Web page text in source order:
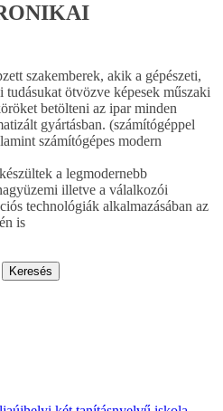
szakemberek, akik a gépészeti,
ötvözve képesek műszaki
betölteni az ipar minden
gyártásban. (számítógéppel
számítógépes modern
a legmodernebb
illetve a válalkozói
technológiák alkalmazásában az
is
Keresés